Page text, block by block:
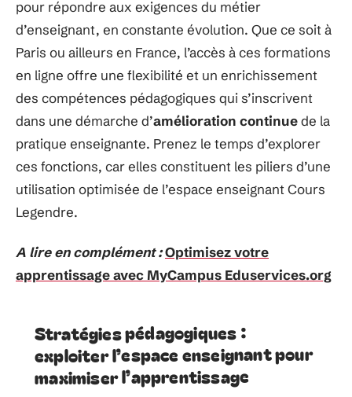
pour répondre aux exigences du métier
d’enseignant, en constante évolution. Que ce soit à
Paris ou ailleurs en France, l’accès à ces formations
en ligne offre une flexibilité et un enrichissement
des compétences pédagogiques qui s’inscrivent
dans une démarche d’amélioration continuede la
pratique enseignante. Prenez le temps d’explorer
ces fonctions, car elles constituent les piliers d’une
utilisation optimisée de l’espace enseignant Cours
Legendre.
A lire en complément :Optimisez votre
apprentissage avec MyCampus Eduservices.org
Stratégies pédagogiques :
exploiter l’espace enseignant pour
maximiser l’apprentissage